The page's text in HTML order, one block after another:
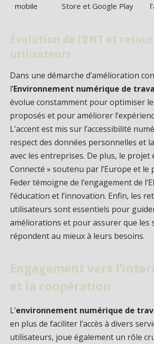
mobile
Store et Google Play
Évolution de l’ENT et
utilisateurs
Dans une démarche d’amélioration
l’Environnement numérique de
évolue constamment pour optimiser
proposés et pour améliorer
L’accent est mis sur l’accessibilité
respect des données personnelles et
avec les entreprises. De plus, le projet
Connecté » soutenu par l’Europe et le
Feder témoigne de l’engagement de
l’éducation et l’innovation. Enfin, les
utilisateurs sont essentiels pour
améliorations et pour assurer que les
répondent au mieux à leurs besoins.
Engagement vers
et la coopération
L’environnement numérique de
en plus de faciliter l’accès à divers
utilisateurs, joue également un rôle